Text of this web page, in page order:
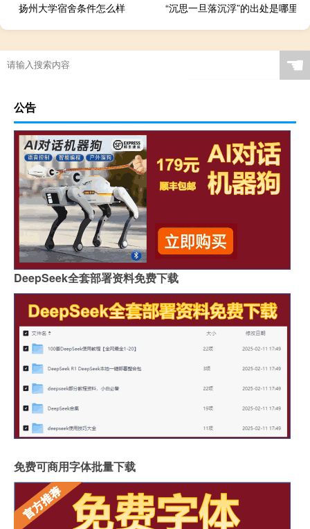
扬州大学宿舍条件怎么样
“沉思一旦落沉浮”的出处是哪里
☚
公告
DeepSeek全套部署资料免费下载
免费可商用字体批量下载